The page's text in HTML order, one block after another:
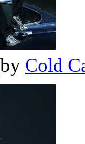
by Cold